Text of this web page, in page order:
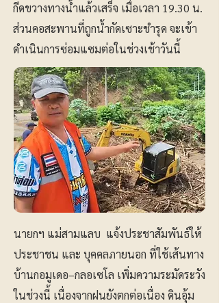
กีดขวางทางน้ำแล้วเสร็จ เมื่อเวลา 19.30 น.
ส่วนคอสะพานที่ถูกน้ำกัดเซาะชำรุด จะเข้า
ดำเนินการซ่อมแซมต่อในช่วงเช้าวันนี้
นายกฯ แม่สามแลบ แจ้งประชาสัมพันธ์ให้
ประชาชน และ บุคคลภายนอก ที่ใช้เส้นทาง
บ้านกอมูเดอ–กลอเซโล เพิ่มความระมัดระวัง
ในช่วงนี้ เนื่องจากฝนยังตกต่อเนื่อง ดินอุ้ม